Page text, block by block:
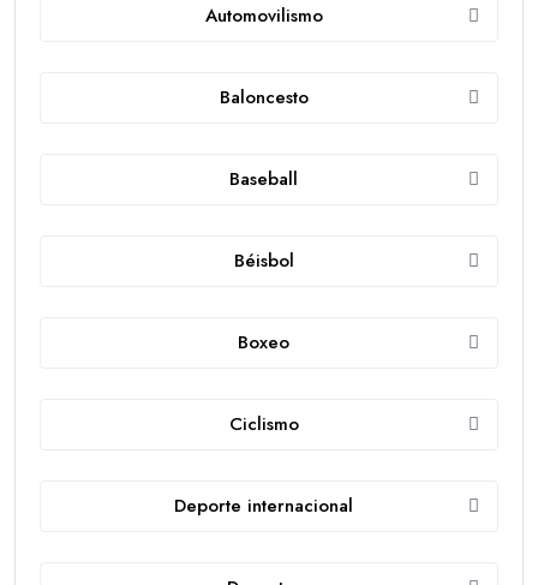
Automovilismo
Baloncesto
Baseball
Béisbol
Boxeo
Ciclismo
Deporte internacional